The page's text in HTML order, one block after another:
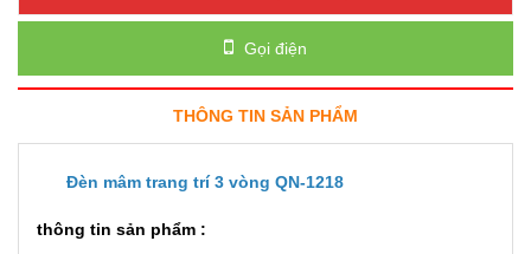
Gọi điện
THÔNG TIN SẢN PHẨM
Đèn mâm trang trí 3 vòng QN-1218
thông tin sản phẩm :